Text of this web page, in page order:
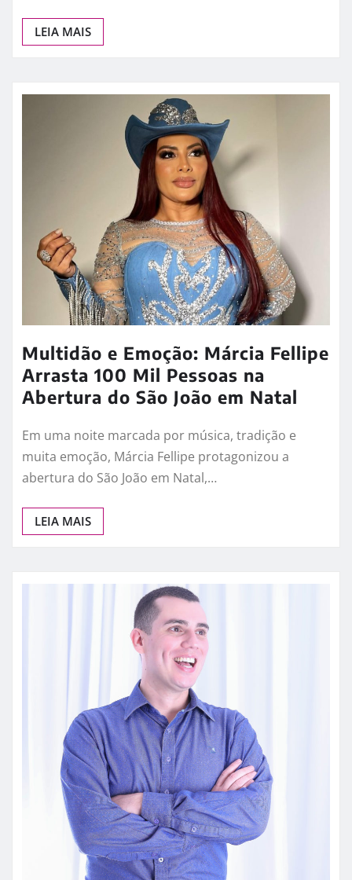
LEIA MAIS
Multidão e Emoção: Márcia Fellipe
Arrasta 100 Mil Pessoas na
Abertura do São João em Natal
Em uma noite marcada por música, tradição e
muita emoção, Márcia Fellipe protagonizou a
abertura do São João em Natal,…
LEIA MAIS